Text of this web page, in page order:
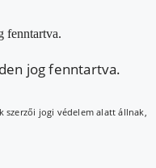
fenntartva.
jog fenntartva.
jogi védelem alatt állnak,